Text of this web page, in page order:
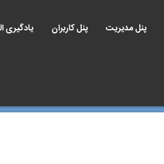
پنل مدیریت پنل کاربران یادگیری